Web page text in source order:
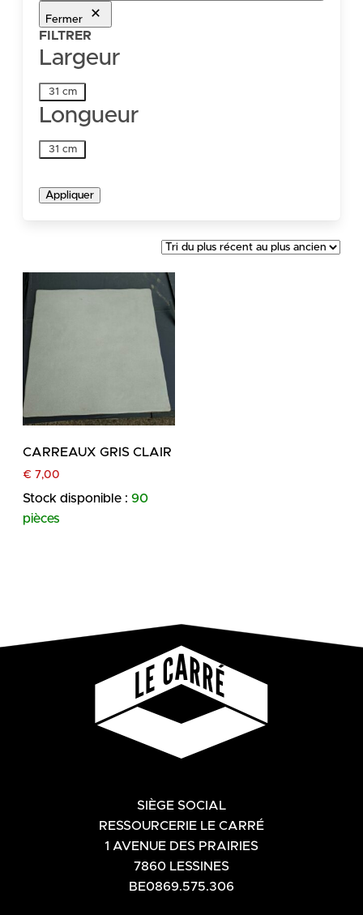
Fermer
FILTRER
Largeur
Largeur
31 cm
Longueur
Longueur
31 cm
Appliquer
CARREAUX GRIS CLAIR
€ 7,00
Stock disponible : 90
pièces
SIÈGE SOCIAL
RESSOURCERIE LE CARRÉ
1 AVENUE DES PRAIRIES
7860 LESSINES
BE0869.575.306